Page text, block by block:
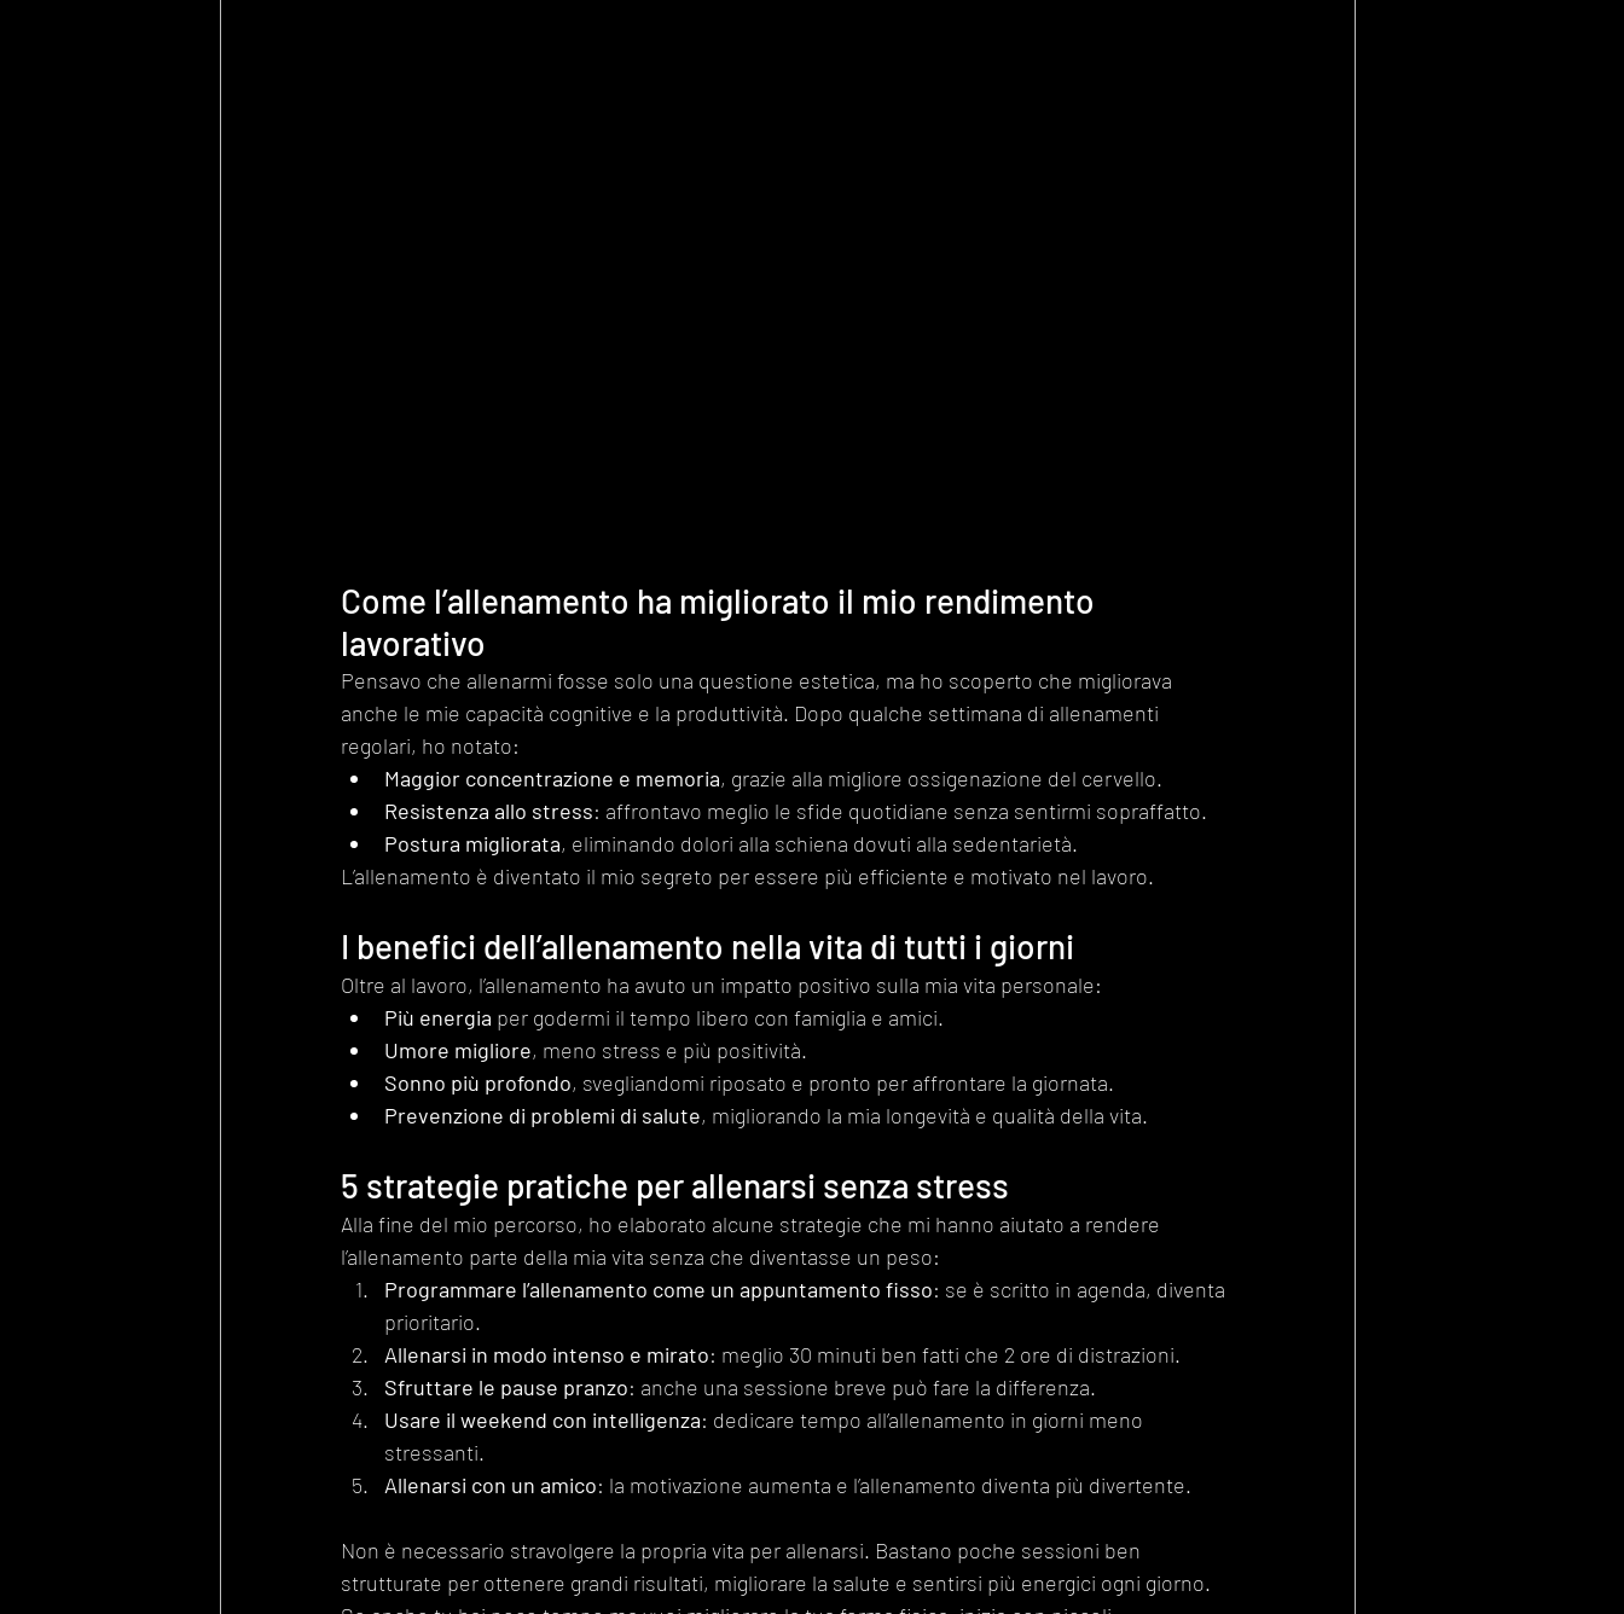
Come l’allenamento ha migliorato il mio rendimento
lavorativo
Pensavo che allenarmi fosse solo una questione estetica, ma ho scoperto che migliorava
anche le mie capacità cognitive e la produttività. Dopo qualche settimana di allenamenti
regolari, ho notato:
Maggior concentrazione e memoria, grazie alla migliore ossigenazione del cervello.
Resistenza allo stress: affrontavo meglio le sfide quotidiane senza sentirmi sopraffatto.
Postura migliorata, eliminando dolori alla schiena dovuti alla sedentarietà.
L’allenamento è diventato il mio segreto per essere più efficiente e motivato nel lavoro.
I benefici dell’allenamento nella vita di tutti i giorni
Oltre al lavoro, l’allenamento ha avuto un impatto positivo sulla mia vita personale:
Più energia per godermi il tempo libero con famiglia e amici.
Umore migliore, meno stress e più positività.
Sonno più profondo, svegliandomi riposato e pronto per affrontare la giornata.
Prevenzione di problemi di salute, migliorando la mia longevità e qualità della vita.
5 strategie pratiche per allenarsi senza stress
Alla fine del mio percorso, ho elaborato alcune strategie che mi hanno aiutato a rendere
l’allenamento parte della mia vita senza che diventasse un peso:
Programmare l’allenamento come un appuntamento fisso: se è scritto in agenda, diventa
prioritario.
Allenarsi in modo intenso e mirato: meglio 30 minuti ben fatti che 2 ore di distrazioni.
Sfruttare le pause pranzo: anche una sessione breve può fare la differenza.
Usare il weekend con intelligenza: dedicare tempo all’allenamento in giorni meno
stressanti.
Allenarsi con un amico: la motivazione aumenta e l’allenamento diventa più divertente.
Non è necessario stravolgere la propria vita per allenarsi. Bastano poche sessioni ben
strutturate per ottenere grandi risultati, migliorare la salute e sentirsi più energici ogni giorno.